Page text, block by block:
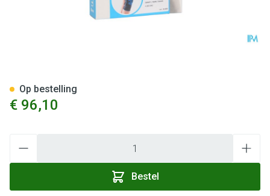
€ 96,10
Bestel
Op bestelling